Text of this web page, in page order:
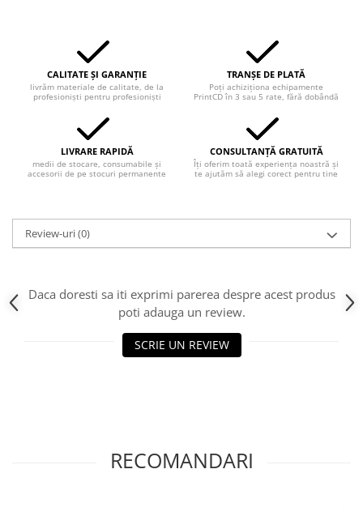
CALITATE ȘI GARANȚIE
livrăm materiale de calitate, de la
profesioniști pentru profesioniști
TRANȘE DE PLATĂ
Poți achiziționa echipamente
PrintCD în 3 sau 5 rate, fără dobândă
LIVRARE RAPIDĂ
medii de stocare, consumabile și
accesorii de pe stocuri permanente
CONSULTANȚĂ GRATUITĂ
Îți oferim toată experiența noastră și
te ajutăm să alegi corect pentru tine
Review-uri(0)
Daca doresti sa iti exprimi parerea despre acest produs
poti adauga un review.
SCRIE UN REVIEW
RECOMANDARI